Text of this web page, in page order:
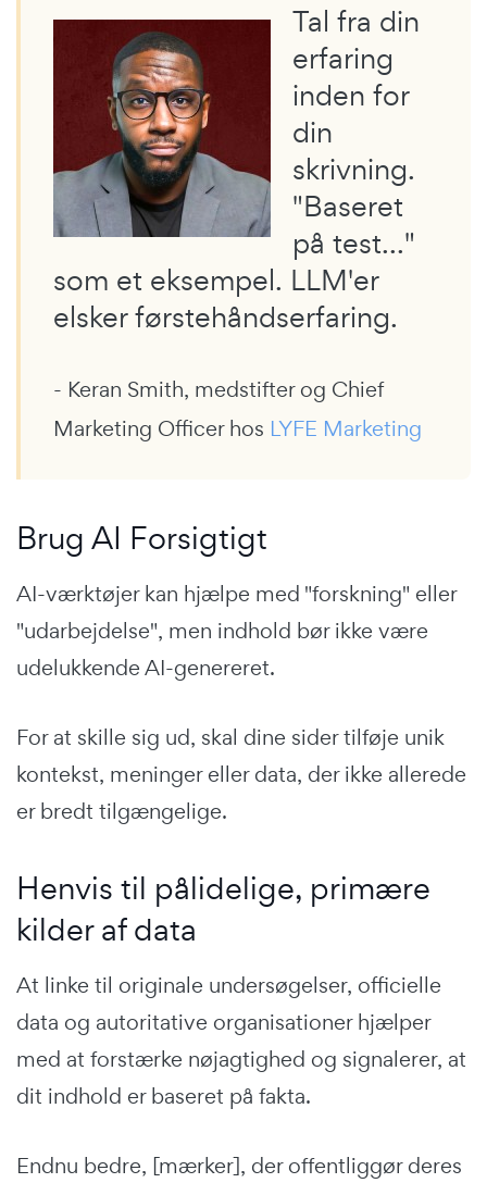
Tal fra din
erfaring
inden for
din
skrivning.
"Baseret
på test..."
som et eksempel. LLM'er
elsker førstehåndserfaring.
- Keran Smith, medstifter og Chief
Marketing Officer hos LYFE Marketing
Brug AI Forsigtigt
AI-værktøjer kan hjælpe med "forskning" eller
"udarbejdelse", men indhold bør ikke være
udelukkende AI-genereret.
For at skille sig ud, skal dine sider tilføje unik
kontekst, meninger eller data, der ikke allerede
er bredt tilgængelige.
Henvis til pålidelige, primære
kilder af data
At linke til originale undersøgelser, officielle
data og autoritative organisationer hjælper
med at forstærke nøjagtighed og signalerer, at
dit indhold er baseret på fakta.
Endnu bedre, [mærker], der offentliggør deres